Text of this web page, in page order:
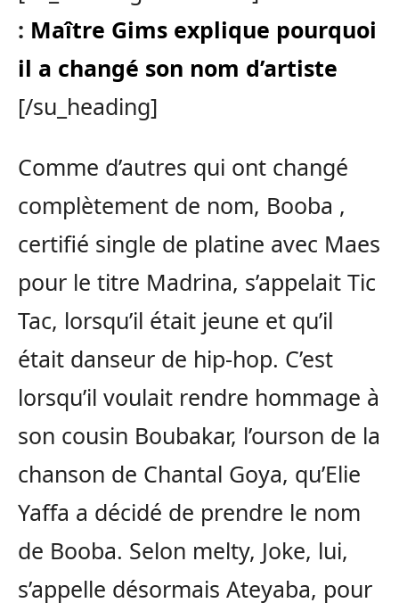
: Maître Gims explique pourquoi
il a changé son nom d’artiste
[/su_heading]
Comme d’autres qui ont changé
complètement de nom, Booba ,
certifié single de platine avec Maes
pour le titre Madrina, s’appelait Tic
Tac, lorsqu’il était jeune et qu’il
était danseur de hip-hop. C’est
lorsqu’il voulait rendre hommage à
son cousin Boubakar, l’ourson de la
chanson de Chantal Goya, qu’Elie
Yaffa a décidé de prendre le nom
de Booba. Selon melty, Joke, lui,
s’appelle désormais Ateyaba, pour